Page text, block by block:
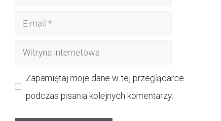
Witryna
Zapamiętaj moje dane w tej przeglądarce
podczas pisania kolejnych komentarzy.